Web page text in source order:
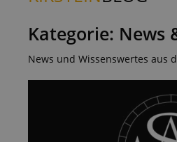
Kategorie: News
News und Wissenswertes aus